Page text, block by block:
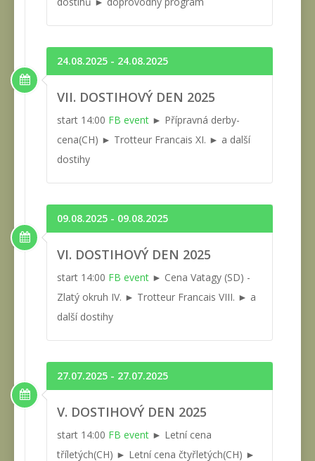
24.08.2025 - 24.08.2025
VII. DOSTIHOVÝ DEN 2025
start 14:00 FB event ► Přípravná derby-
cena(CH) ► Trotteur Francais XI. ► a další
dostihy
09.08.2025 - 09.08.2025
VI. DOSTIHOVÝ DEN 2025
start 14:00 FB event ► Cena Vatagy (SD) -
Zlatý okruh IV. ► Trotteur Francais VIII. ► a
další dostihy
27.07.2025 - 27.07.2025
V. DOSTIHOVÝ DEN 2025
start 14:00 FB event ► Letní cena
tříletých(CH) ► Letní cena čtyřletých(CH) ►